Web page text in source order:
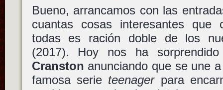
Bueno, arrancamos con las
cuantas cosas interesantes que
todas es ración doble de los
(2017). Hoy nos ha
Cranston anunciando que se une
famosa serie teenagerpara